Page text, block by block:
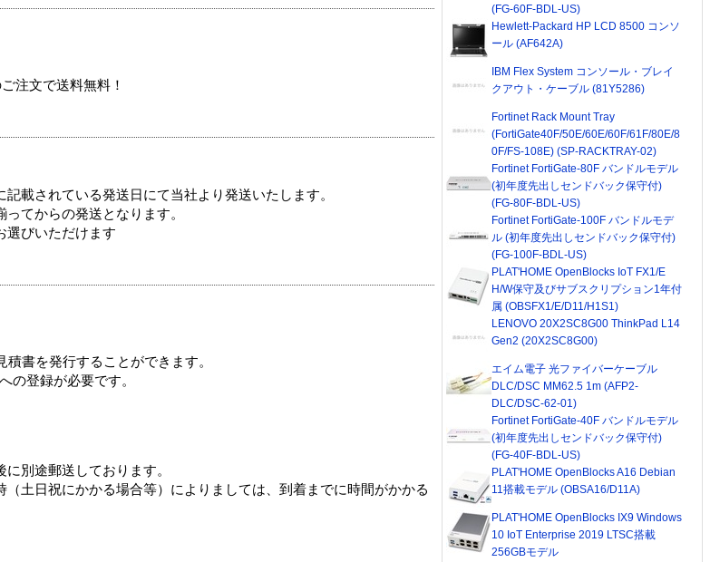
注文で送料無料！
載されている発送日にて当社より発送いたします。
てからの発送となります。
選びいただけます
書を発行することができます。
の登録が必要です。
別途郵送しております。
土日祝にかかる場合等）によりましては、到着までに時間がかかる
(FG-60F-BDL-US)
Hewlett-Packard HP LCD 8500 コンソ
ール (AF642A)
IBM Flex System コンソール・ブレイ
クアウト・ケーブル (81Y5286)
Fortinet Rack Mount Tray
(FortiGate40F/50E/60E/60F/61F/80E/8
0F/FS-108E) (SP-RACKTRAY-02)
Fortinet FortiGate-80F バンドルモデル
(初年度先出しセンドバック保守付)
(FG-80F-BDL-US)
Fortinet FortiGate-100F バンドルモデ
ル (初年度先出しセンドバック保守付)
(FG-100F-BDL-US)
PLAT'HOME OpenBlocks IoT FX1/E
H/W保守及びサブスクリプション1年付
属 (OBSFX1/E/D11/H1S1)
LENOVO 20X2SC8G00 ThinkPad L14
Gen2 (20X2SC8G00)
エイム電子 光ファイバーケーブル
DLC/DSC MM62.5 1m (AFP2-
DLC/DSC-62-01)
Fortinet FortiGate-40F バンドルモデル
(初年度先出しセンドバック保守付)
(FG-40F-BDL-US)
PLAT'HOME OpenBlocks A16 Debian
11搭載モデル (OBSA16/D11A)
PLAT'HOME OpenBlocks IX9 Windows
10 IoT Enterprise 2019 LTSC搭載
256GBモデル